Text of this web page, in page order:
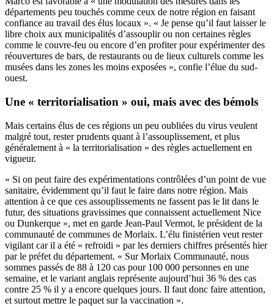
départements peu touchés comme ceux de notre région en faisant
confiance au travail des élus locaux ». « Je pense qu’il faut laisser le
libre choix aux municipalités d’assouplir ou non certaines règles
comme le couvre-feu ou encore d’en profiter pour expérimenter des
réouvertures de bars, de restaurants ou de lieux culturels comme les
musées dans les zones les moins exposées », confie l’élue du sud-
ouest.
Une « territorialisation » oui, mais avec des bémols
Mais certains élus de ces régions un peu oubliées du virus veulent
malgré tout, rester prudents quant à l’assouplissement, et plus
généralement à « la territorialisation » des règles actuellement en
vigueur.
« Si on peut faire des expérimentations contrôlées d’un point de vue
sanitaire, évidemment qu’il faut le faire dans notre région. Mais
attention à ce que ces assouplissements ne fassent pas le lit dans le
futur, des situations gravissimes que connaissent actuellement Nice
ou Dunkerque », met en garde Jean-Paul Vermot, le président de la
communauté de communes de Morlaix. L’élu finistérien veut rester
vigilant car il a été « refroidi » par les derniers chiffres présentés hier
par le préfet du département. « Sur Morlaix Communauté, nous
sommes passés de 88 à 120 cas pour 100 000 personnes en une
semaine, et le variant anglais représente aujourd’hui 36 % des cas
contre 25 % il y a encore quelques jours. Il faut donc faire attention,
et surtout mettre le paquet sur la vaccination ».